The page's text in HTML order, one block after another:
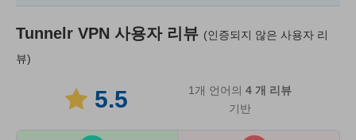
Tunnelr VPN 사용자 리뷰 (인증되지 않은 사용자 리
뷰)
5.5 1개 언어의 4 개 리뷰
기반